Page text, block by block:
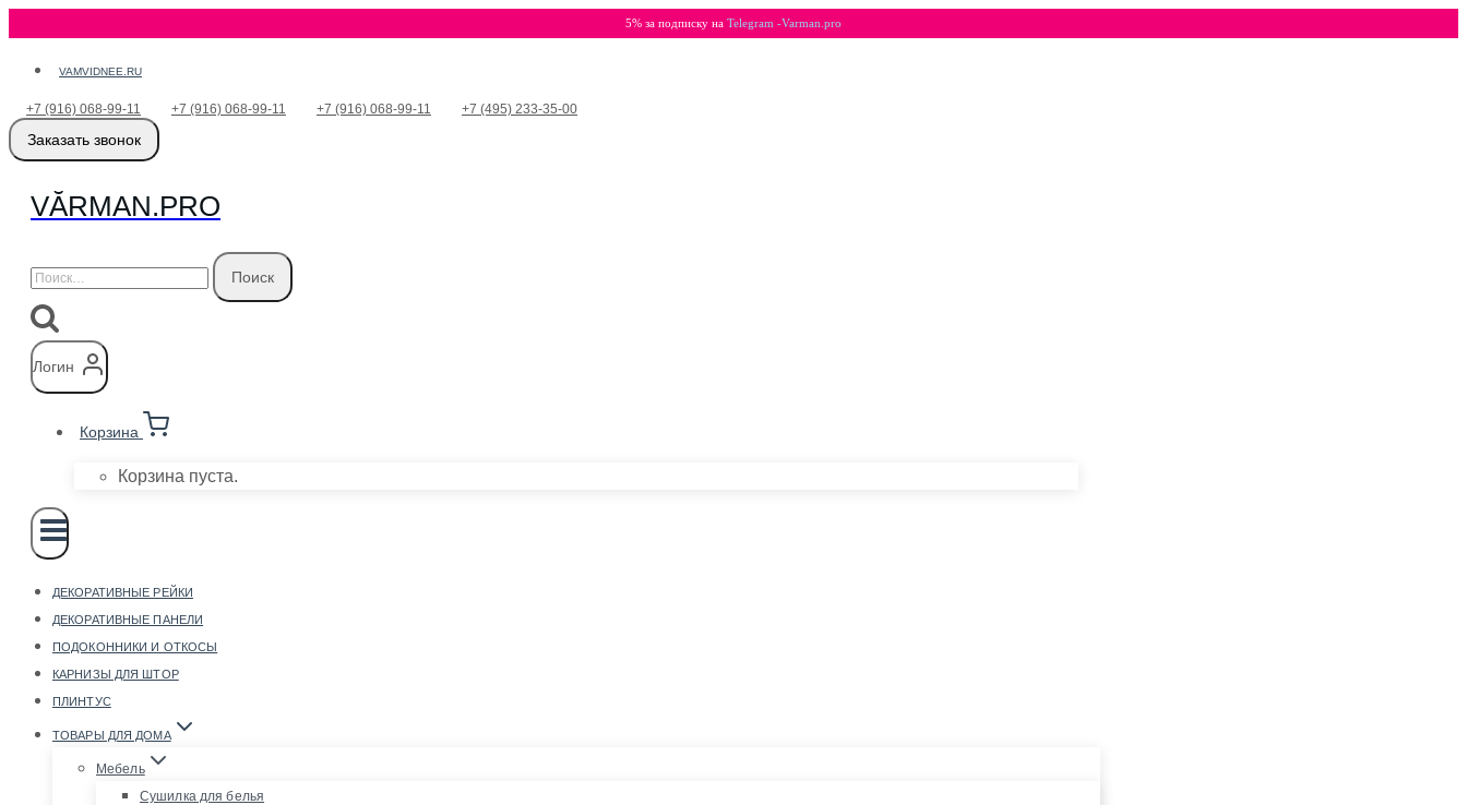
5% за подписку на Telegram -Varman.pro
Перейти
содержимому
VAMVIDNEE.RU
+7 (916) 068-99-11 +7 (916) 068-99-11 +7 (916) 068-99-11 +7 (495) 233-35-00
Заказать звонок
VӐRMAN.PRO
Найти:
Логин
Корзина
Корзина пуста.
ДЕКОРАТИВНЫЕ РЕЙКИ
ДЕКОРАТИВНЫЕ ПАНЕЛИ
ПОДОКОННИКИ И ОТКОСЫ
КАРНИЗЫ ДЛЯ ШТОР
ПЛИНТУС
ТОВАРЫ ДЛЯ ДОМА
Мебель
Сушилка для белья